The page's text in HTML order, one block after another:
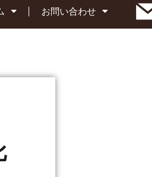
お問い合わせ